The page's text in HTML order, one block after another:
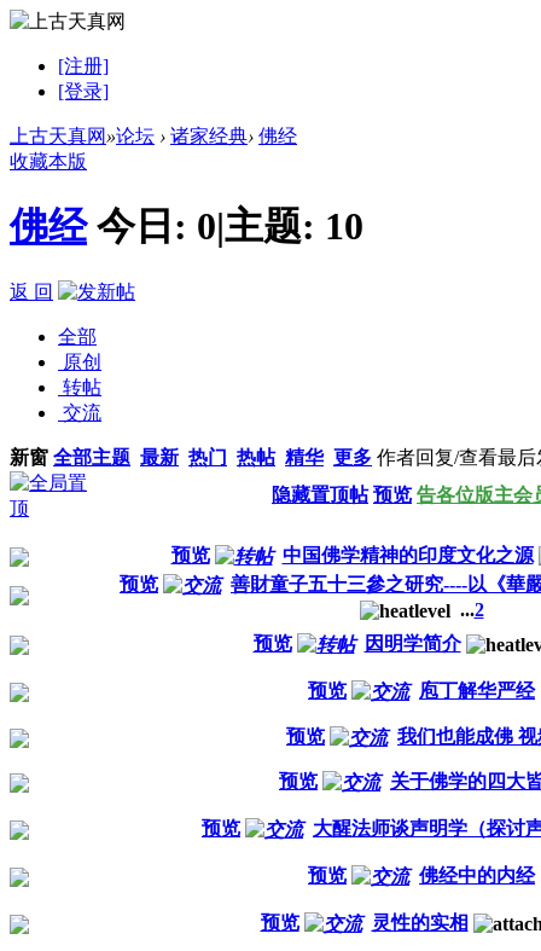
[注册]
[登录]
上古天真网 »论坛 › 诸家经典› 佛经
收藏本版
佛经 今日: 0|主题: 10
返 回
全部
原创
转帖
交流
新窗 全部主题 最新 热门 热帖 精华 更多 作者回复/查看最后
隐藏置顶帖 预览 告各位版主会
预览
中国佛学精神的印度文化之源
预览
善財童子五十三參之研究----以《華
...2
预览
因明学简介
预览 庖丁解华严经
预览 我们也能成佛 视
预览 关于佛学的四大
预览 大醒法师谈声明学（探讨
预览 佛经中的内经
预览 灵性的实相